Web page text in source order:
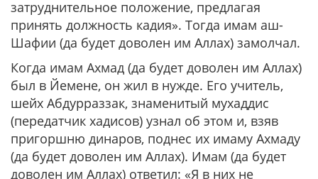
затруднительное положение, предлагая
принять должность кадия». Тогда имам аш-
Шафии (да будет доволен им Аллах) замолчал.
Когда имам Ахмад (да будет доволен им Аллах)
был в Йемене, он жил в нужде. Его учитель,
шейх Абдурраззак, знаменитый мухаддис
(передатчик хадисов) узнал об этом и, взяв
пригоршню динаров, поднес их имаму Ахмаду
(да будет доволен им Аллах). Имам (да будет
доволен им Аллах) ответил: «Я в них не